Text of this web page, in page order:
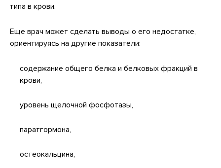
типа в крови.
Еще врач может сделать выводы о его недостатке,
ориентируясь на другие показатели:
содержание общего белка и белковых фракций в
крови,
уровень щелочной фосфотазы,
паратгормона,
остеокальцина,